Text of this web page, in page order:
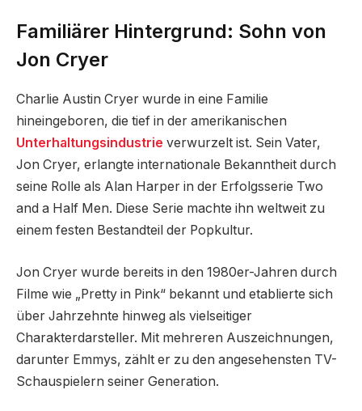
Familiärer Hintergrund: Sohn von
Jon Cryer
Charlie Austin Cryer wurde in eine Familie
hineingeboren, die tief in der amerikanischen
Unterhaltungsindustrie verwurzelt ist. Sein Vater,
Jon Cryer, erlangte internationale Bekanntheit durch
seine Rolle als Alan Harper in der Erfolgsserie Two
and a Half Men. Diese Serie machte ihn weltweit zu
einem festen Bestandteil der Popkultur.
Jon Cryer wurde bereits in den 1980er-Jahren durch
Filme wie „Pretty in Pink“ bekannt und etablierte sich
über Jahrzehnte hinweg als vielseitiger
Charakterdarsteller. Mit mehreren Auszeichnungen,
darunter Emmys, zählt er zu den angesehensten TV-
Schauspielern seiner Generation.